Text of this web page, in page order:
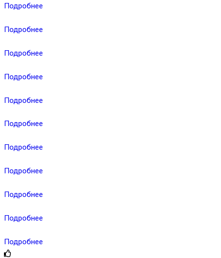
Подробнее
Подробнее
Подробнее
Подробнее
Подробнее
Подробнее
Подробнее
Подробнее
Подробнее
Подробнее
Подробнее